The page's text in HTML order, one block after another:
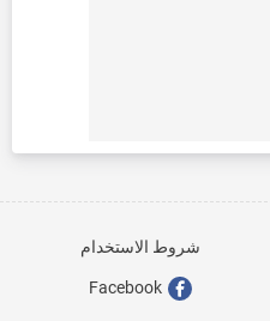
شروط الاستخدام